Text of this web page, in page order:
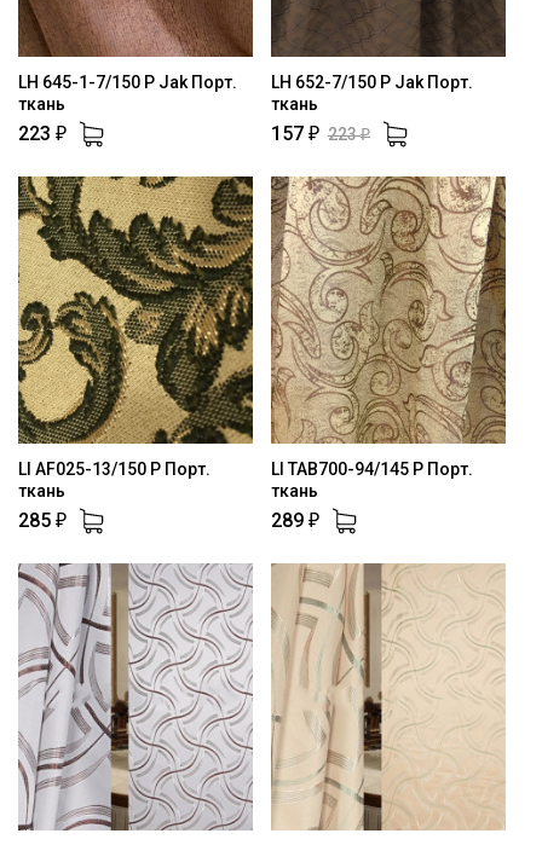
LH 645-1-7/150 P Jak Порт.
ткань
223 ₽
LH 652-7/150 P Jak Порт.
ткань
157 ₽ 223₽
LI AF025-13/150 P Порт.
ткань
285 ₽
LI TAB700-94/145 P Порт.
ткань
289 ₽